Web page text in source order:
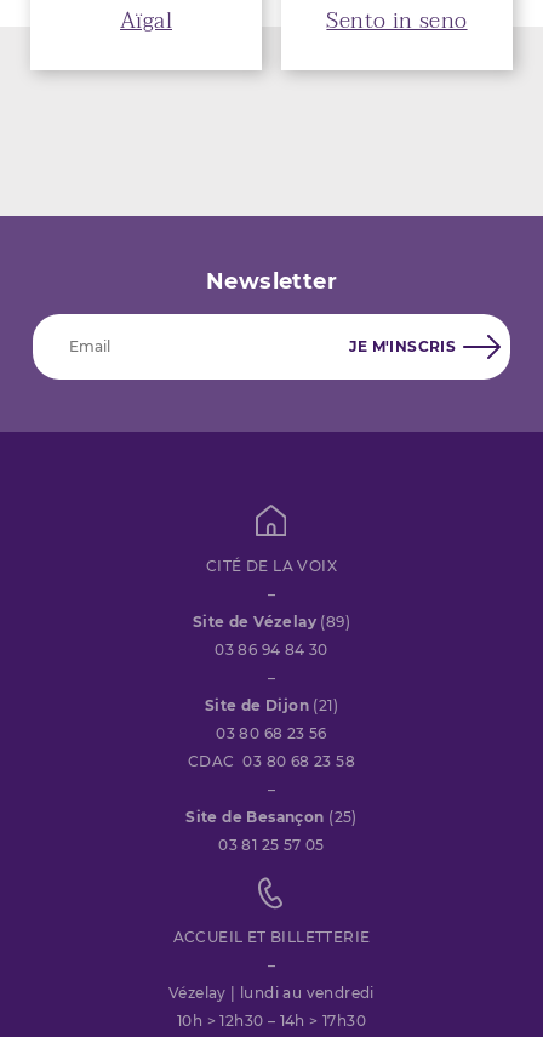
Aïgal Sento in seno
Newsletter
CITÉ DE LA VOIX
–
Site de Vézelay (89)
03 86 94 84 30
–
Site de Dijon (21)
03 80 68 23 56
CDAC 03 80 68 23 58
–
Site de Besançon (25)
03 81 25 57 05
ACCUEIL ET BILLETTERIE
–
Vézelay | lundi au vendredi
10h > 12h30 – 14h > 17h30